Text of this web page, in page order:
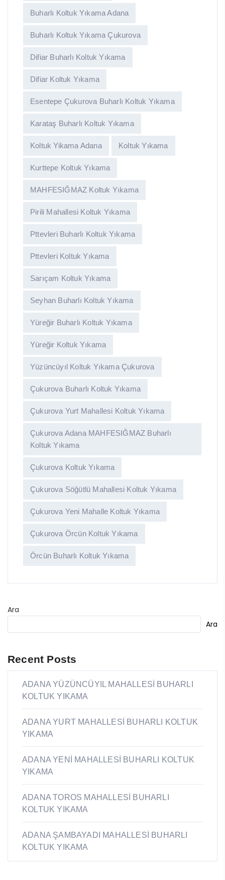
Buharlı Koltuk Yıkama Adana
Buharlı Koltuk Yıkama Çukurova
Difiar Buharlı Koltuk Yıkama
Difiar Koltuk Yıkama
Esentepe Çukurova Buharlı Koltuk Yıkama
Karataş Buharlı Koltuk Yıkama
Koltuk Yikama Adana Koltuk Yıkama
Kurttepe Koltuk Yıkama
MAHFESIĞMAZ Koltuk Yıkama
Pirili Mahallesi Koltuk Yıkama
Pttevleri Buharlı Koltuk Yıkama
Pttevleri Koltuk Yıkama
Sarıçam Koltuk Yıkama
Seyhan Buharlı Koltuk Yıkama
Yüreğir Buharlı Koltuk Yıkama
Yüreğir Koltuk Yıkama
Yüzüncüyıl Koltuk Yıkama Çukurova
Çukurova Buharlı Koltuk Yıkama
Çukurova Yurt Mahallesi Koltuk Yıkama
Çukurova Adana MAHFESIĞMAZ Buharlı
Koltuk Yıkama
Çukurova Koltuk Yıkama
Çukurova Söğütlü Mahallesi Koltuk Yıkama
Çukurova Yeni Mahalle Koltuk Yıkama
Çukurova Örcün Koltuk Yıkama
Örcün Buharlı Koltuk Yıkama
Ara
Ara
Recent Posts
ADANA YÜZÜNCÜYIL MAHALLESİ BUHARLI
KOLTUK YIKAMA
ADANA YURT MAHALLESİ BUHARLI KOLTUK
YIKAMA
ADANA YENİ MAHALLESİ BUHARLI KOLTUK
YIKAMA
ADANA TOROS MAHALLESİ BUHARLI
KOLTUK YIKAMA
ADANA ŞAMBAYADI MAHALLESİ BUHARLI
KOLTUK YIKAMA